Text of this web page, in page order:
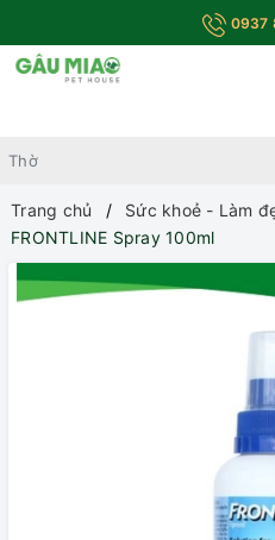
0937
Trang chủ Sức khoẻ - Làm
FRONTLINE Spray 100ml